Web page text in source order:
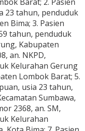
23 tahun, penduduk
Bima; 3. Pasien
tahun, penduduk
Kabupaten
an. NKPD,
Kelurahan Gerung
Lombok Barat; 5.
usia 23 tahun,
Sumbawa,
2368, an. SM,
Kelurahan